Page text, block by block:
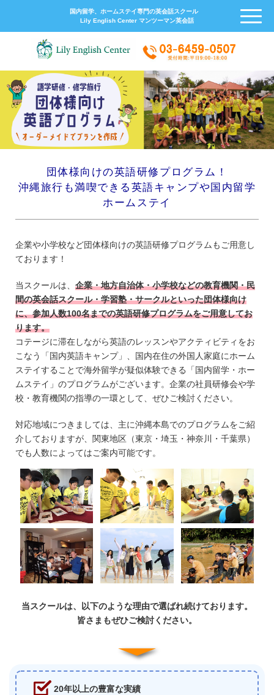
国内留学、ホームステイ専門の英会話スクール
Lily English Center マンツーマン英会話
団体様向けの英語研修プログラム！
沖縄旅行も満喫できる英語キャンプや国内留学
ホームステイ
企業や小学校など団体様向けの英語研修プログラムもご用意し
ております！
当スクールは、 企業・地方自治体・小学校などの教育機関・民
間の英会話スクール・学習塾・サークルといった団体様向け
に、参加人数100名までの英語研修プログラムをご用意してお
ります。
コテージに滞在しながら英語のレッスンやアクティビティをお
こなう「国内英語キャンプ」、国内在住の外国人家庭にホーム
ステイすることで海外留学が疑似体験できる「国内留学・ホー
ムステイ」のプログラムがございます。企業の社員研修会や学
校・教育機関の指導の一環として、ぜひご検討ください。
対応地域につきましては、主に沖縄本島でのプログラムをご紹
介しておりますが、関東地区（東京・埼玉・神奈川・千葉県）
でも人数によってはご案内可能です。
当スクールは、以下のような理由で選ばれ続けております。
皆さまもぜひご検討ください。
20年以上の豊富な実績